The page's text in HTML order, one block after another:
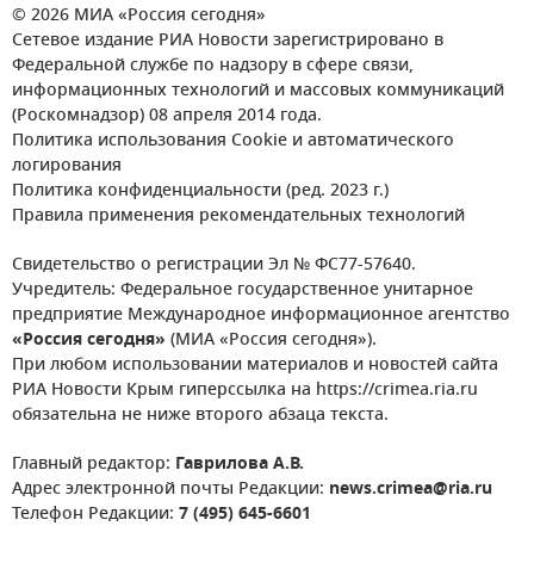
© 2026 МИА «Россия сегодня»
Сетевое издание РИА Новости зарегистрировано в
Федеральной службе по надзору в сфере связи,
информационных технологий и массовых коммуникаций
(Роскомнадзор) 08 апреля 2014 года.
Политика использования Cookie и автоматического
логирования
Политика конфиденциальности (ред. 2023 г.)
Правила применения рекомендательных технологий
Свидетельство о регистрации Эл № ФС77-57640.
Учредитель: Федеральное государственное унитарное
предприятие Международное информационное агентство
«Россия сегодня» (МИА «Россия сегодня»).
При любом использовании материалов и новостей сайта
РИА Новости Крым гиперссылка на https://crimea.ria.ru
обязательна не ниже второго абзаца текста.
Главный редактор: Гаврилова А.В.
Адрес электронной почты Редакции: news.crimea@ria.ru
Телефон Редакции: 7 (495) 645-6601